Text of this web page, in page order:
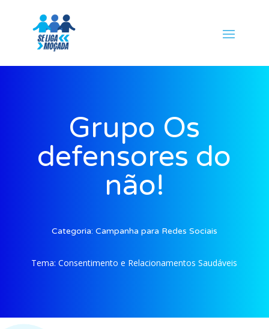
Grupo Os
defensores do
não!
Categoria: Campanha para Redes Sociais
Tema:Consentimento e Relacionamentos Saudáveis